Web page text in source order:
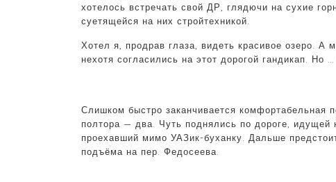
хотелось встречать свой ДР, глядючи на сухие
суетящейся на них стройтехникой.
Хотел я, продрав глаза, видеть красивое озеро.
нехотя согласились на этот дорогой гандикап. Но
Слишком быстро заканчивается комфортабельная
полтора — два. Чуть поднялись по дороге, идущей
проехавший мимо УАЗик-буханку. Дальше
подъёма на пер. Федосеева.